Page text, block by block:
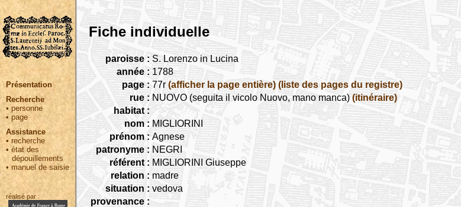
Présentation
Recherche
• personne
•page
Assistance
• recherche
•état des
dépouillements
•manuel de saisie
réalisé par :
Fiche individuelle
paroisse : S. Lorenzo in Lucina
année : 1788
page : 77r (afficher la page entière) (liste des pages du registre)
rue : NUOVO (seguita il vicolo Nuovo, mano manca) (itinéraire)
habitat :
nom : MIGLIORINI
prénom : Agnese
patronyme : NEGRI
référent : MIGLIORINI Giuseppe
relation : madre
situation : vedova
provenance :